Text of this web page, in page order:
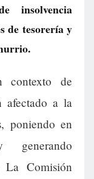
insolvencia
de tesorería y
contexto de
afectado a la
poniendo en
La Comisión